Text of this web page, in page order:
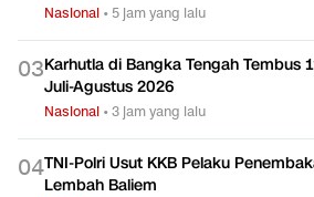
Nasional • 5 jam yang lalu
03Karhutla di Bangka Tengah Tembus
Juli-Agustus 2026
Nasional •3 jam yang lalu
04TNI-Polri Usut KKB Pelaku
Lembah Baliem